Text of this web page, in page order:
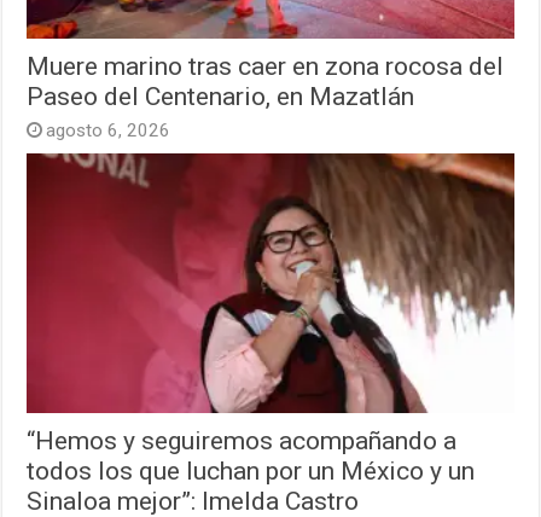
Muere marino tras caer en zona rocosa del
Paseo del Centenario, en Mazatlán
agosto 6, 2026
“Hemos y seguiremos acompañando a
todos los que luchan por un México y un
Sinaloa mejor”: Imelda Castro